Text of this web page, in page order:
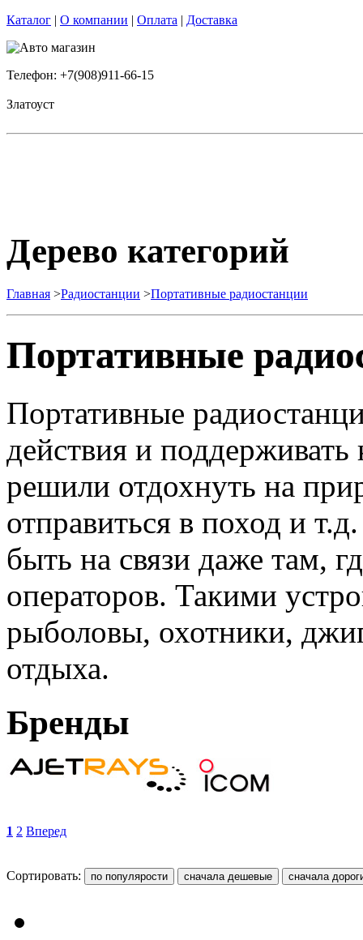
Каталог | О компании | Оплата | Доставка
Телефон: +7(908)911-66-15
Златоуст
Дерево категорий
Главная >Радиостанции >Портативные радиостанции
Портативные
Портативные
действия и
решили отдохнуть на
отправиться в поход и
быть на связи даже там,
операторов. Такими
рыболовы, охотники,
отдыха.
Бренды
1 2 Вперед
Сортировать: